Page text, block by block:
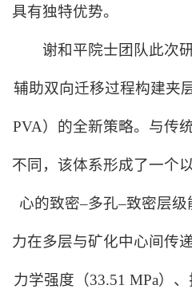
具有独特优势。
谢和平院士团队此次
辅助双向迁移过程构建夹
PVA）的全新策略。与传
不同，该体系形成了一个
心的致密–多孔–致密层
力在多层与矿化中心间传
力学强度（33.51 MPa）、